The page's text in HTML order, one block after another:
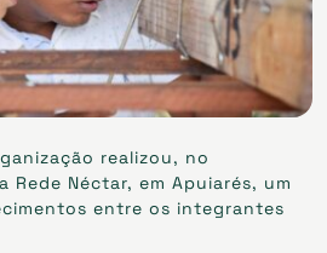
realizou, no
Rede Néctar, em Apuiarés, um
entre os integrantes